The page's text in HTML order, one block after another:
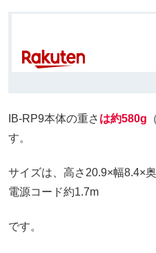
IB-RP9本体の重さ は約580g
す。
サイズは、高さ20.9×幅8.4×
電源コード約1.7m
です。